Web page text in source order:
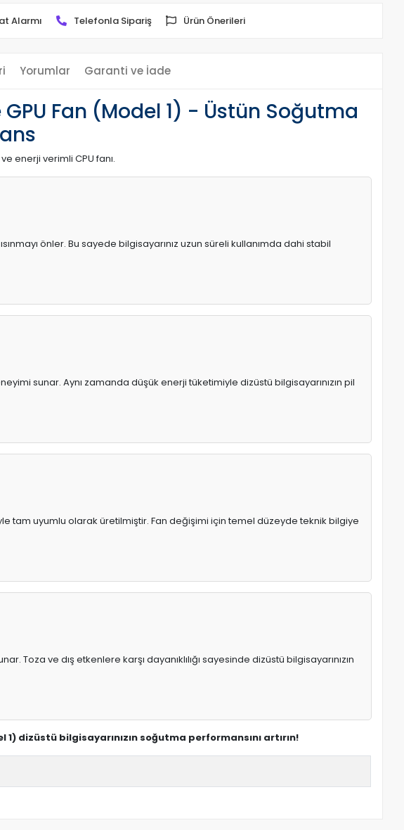
Alarmı Telefonla Sipariş Ürün Önerileri
Yorumlar Garanti ve İade
GPU Fan (Model 1) - Üstün Soğutma
enerji verimli CPU fanı.
önler. Bu sayede bilgisayarınız uzun süreli kullanımda dahi stabil
sunar. Aynı zamanda düşük enerji tüketimiyle dizüstü bilgisayarınızın pil
tam uyumlu olarak üretilmiştir. Fan değişimi için temel düzeyde teknik bilgiye
ve dış etkenlere karşı dayanıklılığı sayesinde dizüstü bilgisayarınızın
1) dizüstü bilgisayarınızın soğutma performansını artırın!